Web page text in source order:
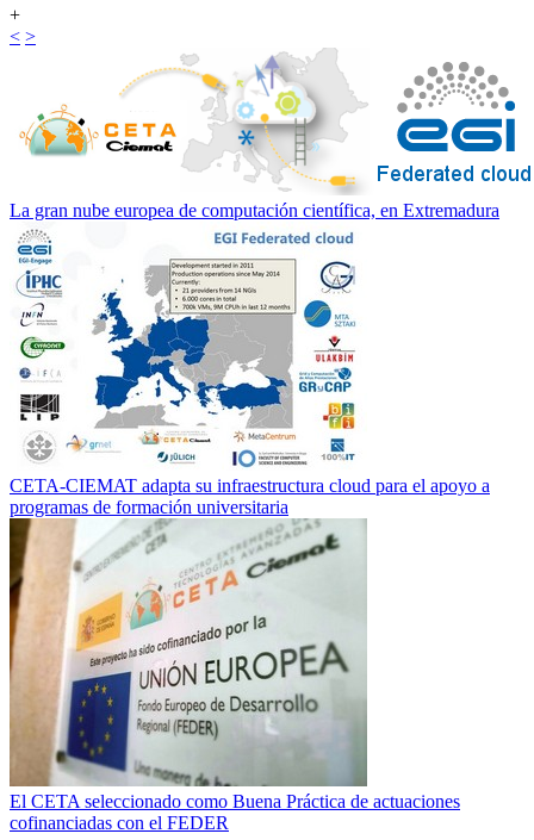
+
< >
La gran nube europea de computación científica, en Extremadura
CETA-CIEMAT adapta su infraestructura cloud para el apoyo a
programas de formación universitaria
El CETA seleccionado como Buena Práctica de actuaciones
cofinanciadas con el FEDER